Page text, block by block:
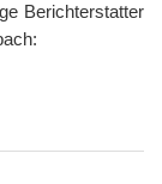
Berichterstatter